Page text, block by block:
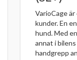
VarioCage
kunder. En
hund. Med
annat i
handgrepp